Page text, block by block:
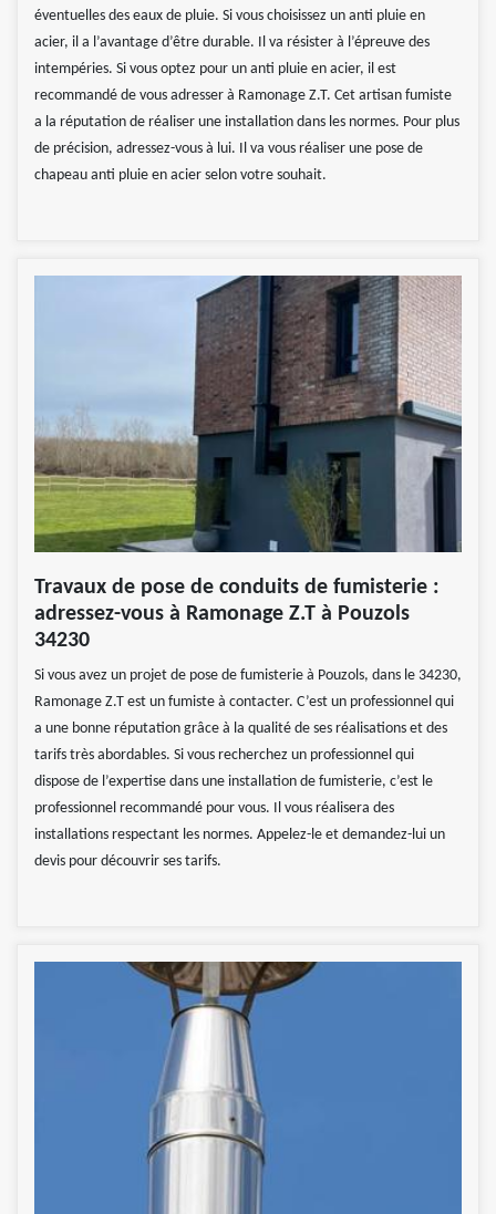
éventuelles des eaux de pluie. Si vous choisissez un anti pluie en
acier, il a l’avantage d’être durable. Il va résister à l’épreuve des
intempéries. Si vous optez pour un anti pluie en acier, il est
recommandé de vous adresser à Ramonage Z.T. Cet artisan fumiste
a la réputation de réaliser une installation dans les normes. Pour plus
de précision, adressez-vous à lui. Il va vous réaliser une pose de
chapeau anti pluie en acier selon votre souhait.
Travaux de pose de conduits de fumisterie :
adressez-vous à Ramonage Z.T à Pouzols
34230
Si vous avez un projet de pose de fumisterie à Pouzols, dans le 34230,
Ramonage Z.T est un fumiste à contacter. C’est un professionnel qui
a une bonne réputation grâce à la qualité de ses réalisations et des
tarifs très abordables. Si vous recherchez un professionnel qui
dispose de l’expertise dans une installation de fumisterie, c’est le
professionnel recommandé pour vous. Il vous réalisera des
installations respectant les normes. Appelez-le et demandez-lui un
devis pour découvrir ses tarifs.